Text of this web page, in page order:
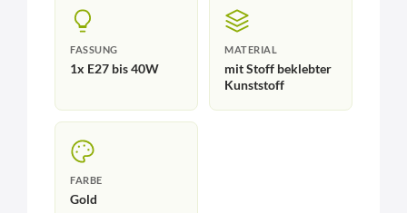
FASSUNG
1x E27 bis 40W
MATERIAL
mit Stoff beklebter
Kunststoff
FARBE
Gold